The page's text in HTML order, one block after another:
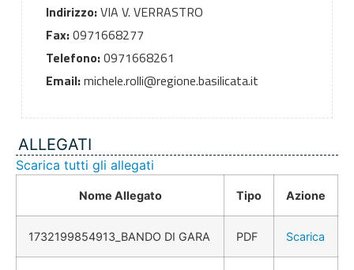
Indirizzo:VIA V. VERRASTRO
Fax:0971668277
Telefono:0971668261
Email:michele.rolli@regione.basilicata.it
ALLEGATI
Scarica tutti gli allegati
Nome Allegato Tipo Azione
1732199854913_BANDO DI GARA PDF Scarica